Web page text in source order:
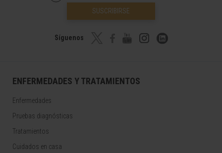
SUSCRIBIRSE
Síguenos
ENFERMEDADES Y TRATAMIENTOS
Enfermedades
Pruebas diagnósticas
Tratamientos
Cuidados en casa